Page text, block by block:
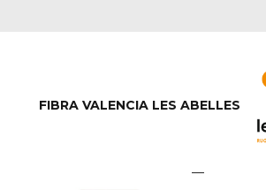
FIBRA VALENCIA LES ABELLES
—